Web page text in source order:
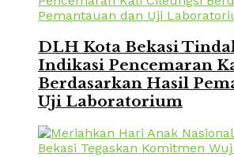
DLH Kota Bekasi
Indikasi Pencemaran
Berdasarkan Hasil
Uji Laboratorium